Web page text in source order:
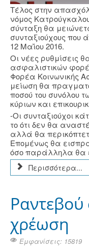
Τέλος στην
νόμος
σύνταξη θα
συνταξιούχους που
12 Μαΐου 2016.
Οι νέες ρυθμίσεις
ασφαλιστικών
Φορέα Κοινωνικής
μείωση θα
ποσού του συνόλου
κύριων και
-Οι συνταξιούχοι
το ότι δεν θα
αλλά θα
Επομένως θα
όσο παράλληλα θα
Περισσότερα...
Ραντεβού
χρέωση
Εμφανίσεις: 15819